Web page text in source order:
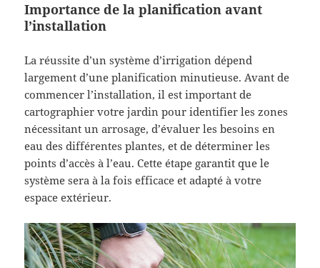
Importance de la planification avant
l’installation
La réussite d’un système d’irrigation dépend
largement d’une planification minutieuse. Avant de
commencer l’installation, il est important de
cartographier votre jardin pour identifier les zones
nécessitant un arrosage, d’évaluer les besoins en
eau des différentes plantes, et de déterminer les
points d’accès à l’eau. Cette étape garantit que le
système sera à la fois efficace et adapté à votre
espace extérieur.